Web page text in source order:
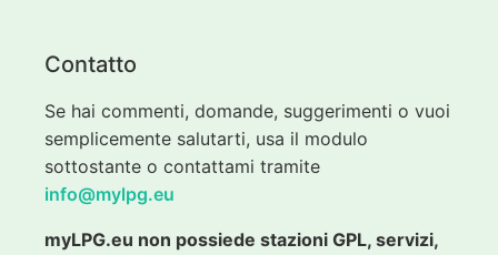
Contatto
Se hai commenti, domande, suggerimenti o vuoi
semplicemente salutarti, usa il modulo
sottostante o contattami tramite
info@mylpg.eu
myLPG.eu non possiede stazioni GPL, servizi,